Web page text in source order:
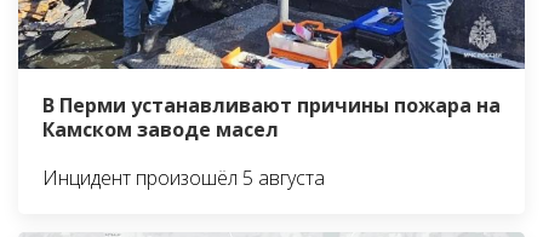
В Перми устанавливают причины пожара на
Камском заводе масел
Инцидент произошёл 5 августа